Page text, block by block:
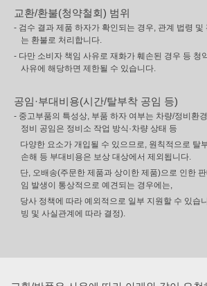
교환/환불(청약철회) 범위
- 검수 결과 제품 하자가 확인되는 경우, 관계 법령 및
는 환불로 처리합니다.
- 다만 소비자 책임 사유로 재화가 훼손된 경우 등 청
사유에 해당하면 제한될 수 있습니다.
공임·부대비용(시간/탈부착 공임 등)
- 중고부품의 특성상, 부품 하자 여부는 차량/정비환
정비 공임은 정비소 작업 방식·차량 상태 등
다양한 요소가 개입될 수 있으므로, 원칙적으로 탈
손해 등 부대비용은 보상 대상에서 제외됩니다.
단, 오배송(주문한 제품과 상이한 제품)으로 인한
임 발생이 통상적으로 예견되는 경우에는,
당사 정책에 따라 예외적으로 일부 지원할 수 있습
빙 및 사실관계에 따라 결정).